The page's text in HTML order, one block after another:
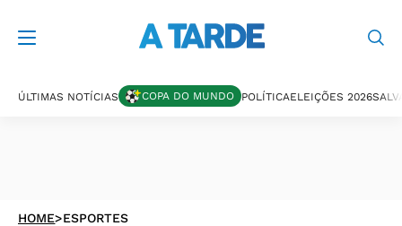
ÚLTIMAS NOTÍCIAS COPA DO MUNDO POLÍTICAELEIÇÕES 2026
HOME>ESPORTES